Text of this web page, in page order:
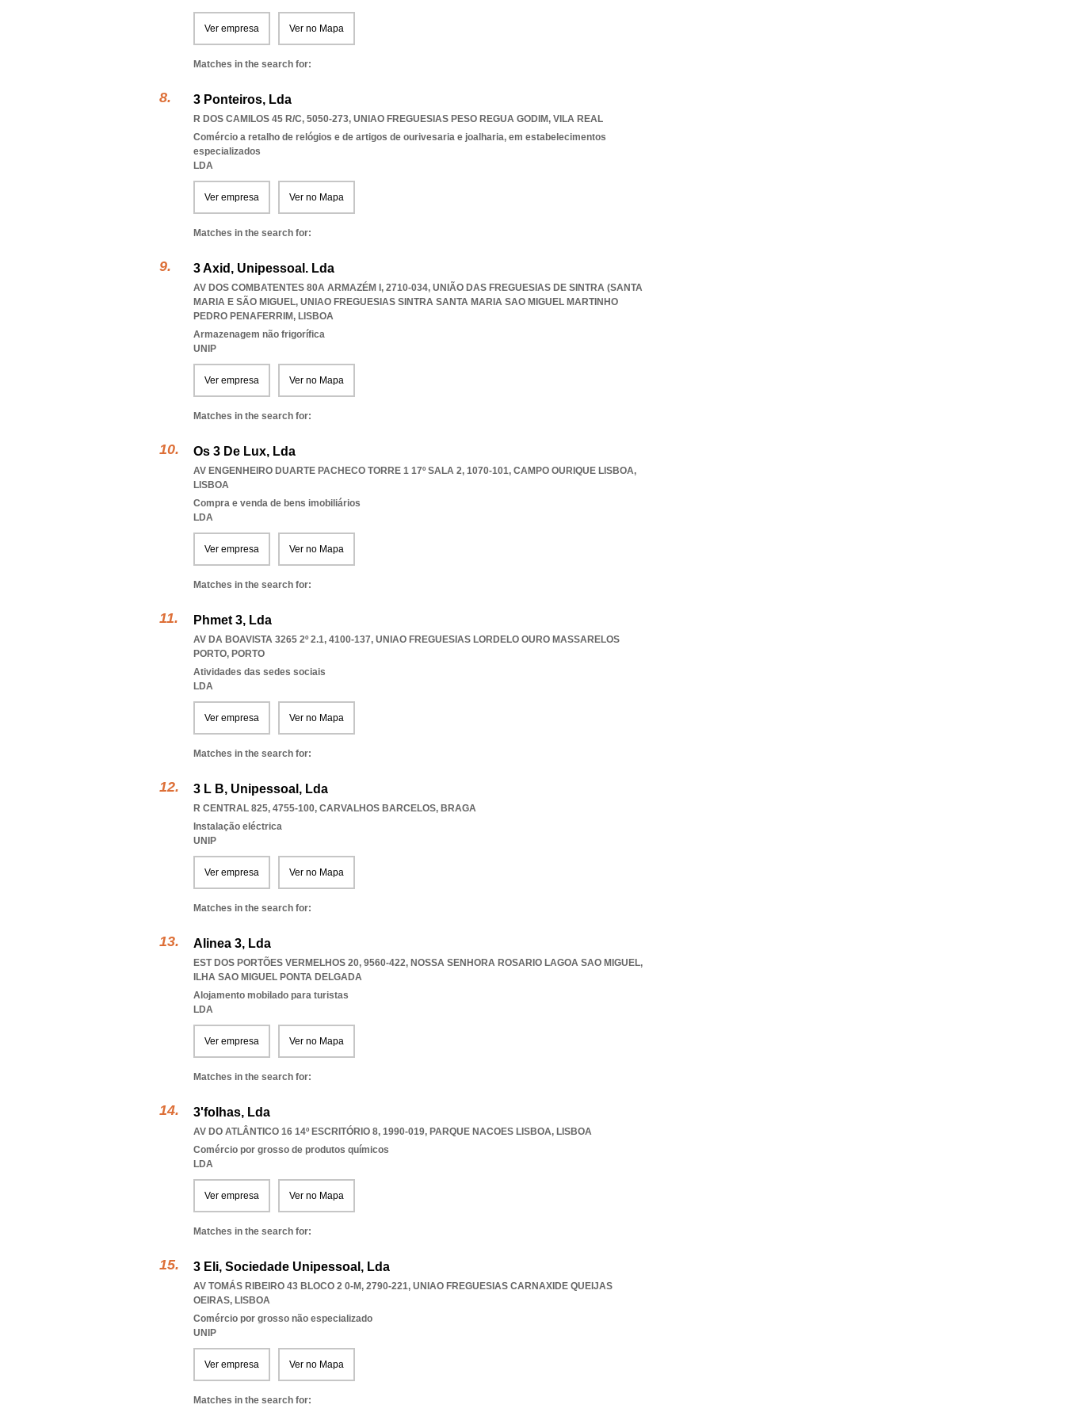
Ver empresa Ver no Mapa
Matches in the search for:
3 Ponteiros, Lda
R DOS CAMILOS 45 R/C, 5050-273, UNIAO FREGUESIAS PESO REGUA GODIM, VILA REAL
Comércio a retalho de relógios e de artigos de ourivesaria e joalharia, em estabelecimentos
especializados
LDA
Ver empresa Ver no Mapa
Matches in the search for:
3 Axid, Unipessoal. Lda
AV DOS COMBATENTES 80A ARMAZÉM I, 2710-034, UNIÃO DAS FREGUESIAS DE SINTRA (SANTA
MARIA E SÃO MIGUEL, UNIAO FREGUESIAS SINTRA SANTA MARIA SAO MIGUEL MARTINHO
PEDRO PENAFERRIM, LISBOA
Armazenagem não frigorífica
UNIP
Ver empresa Ver no Mapa
Matches in the search for:
Os 3 De Lux, Lda
AV ENGENHEIRO DUARTE PACHECO TORRE 1 17º SALA 2, 1070-101, CAMPO OURIQUE LISBOA,
LISBOA
Compra e venda de bens imobiliários
LDA
Ver empresa Ver no Mapa
Matches in the search for:
Phmet 3, Lda
AV DA BOAVISTA 3265 2º 2.1, 4100-137, UNIAO FREGUESIAS LORDELO OURO MASSARELOS
PORTO, PORTO
Atividades das sedes sociais
LDA
Ver empresa Ver no Mapa
Matches in the search for:
3 L B, Unipessoal, Lda
R CENTRAL 825, 4755-100, CARVALHOS BARCELOS, BRAGA
Instalação eléctrica
UNIP
Ver empresa Ver no Mapa
Matches in the search for:
Alinea 3, Lda
EST DOS PORTÕES VERMELHOS 20, 9560-422, NOSSA SENHORA ROSARIO LAGOA SAO MIGUEL,
ILHA SAO MIGUEL PONTA DELGADA
Alojamento mobilado para turistas
LDA
Ver empresa Ver no Mapa
Matches in the search for:
3'folhas, Lda
AV DO ATLÂNTICO 16 14º ESCRITÓRIO 8, 1990-019, PARQUE NACOES LISBOA, LISBOA
Comércio por grosso de produtos químicos
LDA
Ver empresa Ver no Mapa
Matches in the search for:
3 Eli, Sociedade Unipessoal, Lda
AV TOMÁS RIBEIRO 43 BLOCO 2 0-M, 2790-221, UNIAO FREGUESIAS CARNAXIDE QUEIJAS
OEIRAS, LISBOA
Comércio por grosso não especializado
UNIP
Ver empresa Ver no Mapa
Matches in the search for: